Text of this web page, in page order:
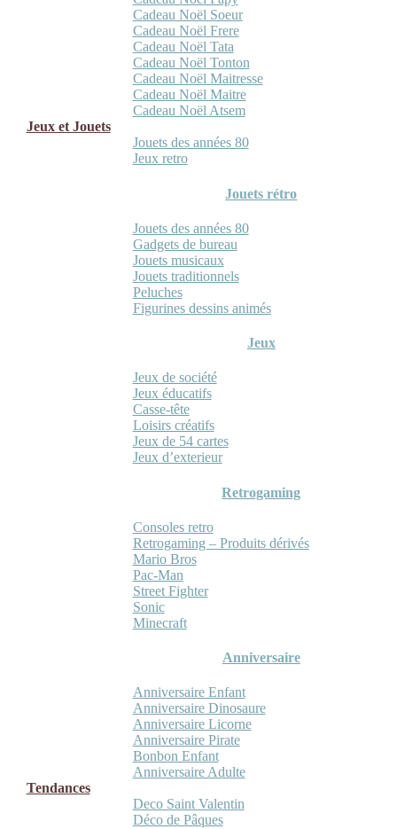
Cadeau Noël Soeur
Cadeau Noël Frere
Cadeau Noël Tata
Cadeau Noël Tonton
Cadeau Noël Maitresse
Cadeau Noël Maitre
Cadeau Noël Atsem
Jeux et Jouets
Jouets des années 80
Jeux retro
Jouets rétro
Jouets des années 80
Gadgets de bureau
Jouets musicaux
Jouets traditionnels
Peluches
Figurines dessins animés
Jeux
Jeux de société
Jeux éducatifs
Casse-tête
Loisirs créatifs
Jeux de 54 cartes
Jeux d’exterieur
Retrogaming
Consoles retro
Retrogaming – Produits dérivés
Mario Bros
Pac-Man
Street Fighter
Sonic
Minecraft
Anniversaire
Anniversaire Enfant
Anniversaire Dinosaure
Anniversaire Licorne
Anniversaire Pirate
Bonbon Enfant
Anniversaire Adulte
Tendances
Deco Saint Valentin
Déco de Pâques